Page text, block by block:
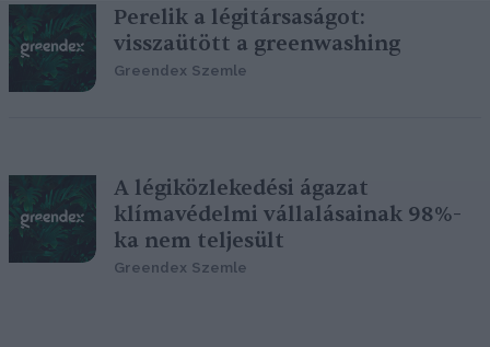
Perelik a légitársaságot:
visszaütött a greenwashing
Greendex Szemle
A légiközlekedési ágazat
klímavédelmi vállalásainak 98%-
ka nem teljesült
Greendex Szemle